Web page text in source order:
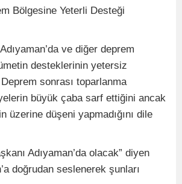
Bölgesine Yeterli Desteği
ve diğer deprem
desteklerinin yetersiz
sonrası toparlanma
büyük çaba sarf ettiğini ancak
üzerine düşeni yapmadığını dile
Adıyaman’da olacak” diyen
doğrudan seslenerek şunları